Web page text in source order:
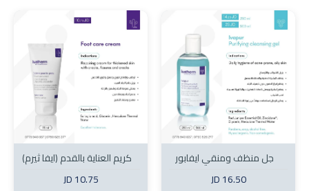
جل منظف ومنقي ايفابور
16.50 JD
كريم العناية بالقدم (ايفا ثيرم)
10.75 JD